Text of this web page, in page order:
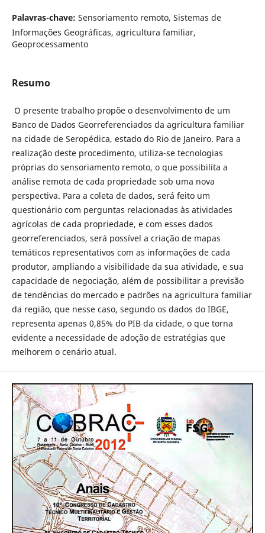
Palavras-chave: Sensoriamento remoto, Sistemas de
Informações Geográficas, agricultura familiar,
Geoprocessamento
Resumo
O presente trabalho propõe o desenvolvimento de um
Banco de Dados Georreferenciados da agricultura familiar
na cidade de Seropédica, estado do Rio de Janeiro. Para a
realização deste procedimento, utiliza-se tecnologias
próprias do sensoriamento remoto, o que possibilita a
análise remota de cada propriedade sob uma nova
perspectiva. Para a coleta de dados, será feito um
questionário com perguntas relacionadas às atividades
agrícolas de cada propriedade, e com esses dados
georreferenciados, será possível a criação de mapas
temáticos representativos com as informações de cada
produtor, ampliando a visibilidade da sua atividade, e sua
capacidade de negociação, além de possibilitar a previsão
de tendências do mercado e padrões na agricultura familiar
da região, que nesse caso, segundo os dados do IBGE,
representa apenas 0,85% do PIB da cidade, o que torna
evidente a necessidade de adoção de estratégias que
melhorem o cenário atual.